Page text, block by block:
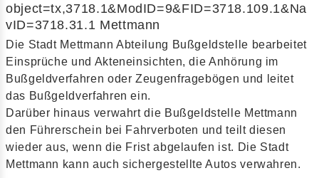
object=tx,3718.1&ModID=9&FID=3718.109.1&Na
vID=3718.31.1 Mettmann
Die Stadt Mettmann Abteilung Bußgeldstelle bearbeitet
Einsprüche und Akteneinsichten, die Anhörung im
Bußgeldverfahren oder Zeugenfragebögen und leitet
das Bußgeldverfahren ein.
Darüber hinaus verwahrt die Bußgeldstelle Mettmann
den Führerschein bei Fahrverboten und teilt diesen
wieder aus, wenn die Frist abgelaufen ist. Die Stadt
Mettmann kann auch sichergestellte Autos verwahren.